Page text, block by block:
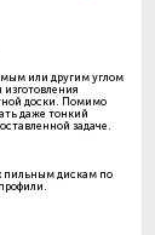
или другим углом
доски. Помимо
даже тонкий
задаче.
пильным дискам по